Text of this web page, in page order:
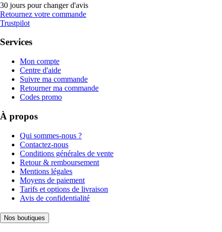
30 jours pour changer d'avis
Retournez votre commande
Trustpilot
Services
Mon compte
Centre d'aide
Suivre ma commande
Retourner ma commande
Codes promo
À propos
Qui sommes-nous ?
Contactez-nous
Conditions générales de vente
Retour & remboursement
Mentions légales
Moyens de paiement
Tarifs et options de livraison
Avis de confidentialité
Nos boutiques